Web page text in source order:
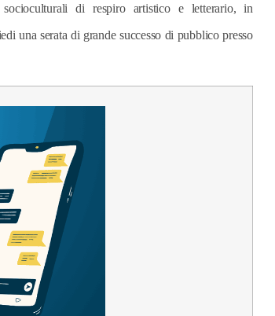
di respiro artistico e letterario, in
una serata di grande successo di pubblico presso